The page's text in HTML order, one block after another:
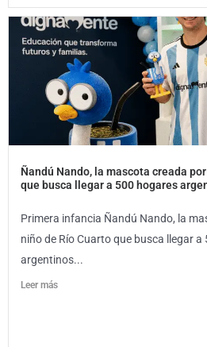
Ñandú Nando, la mascota creada
que busca llegar a 500 hogares
Primera infancia Ñandú Nando, la
niño de Río Cuarto que busca llegar a
argentinos...
Leer más